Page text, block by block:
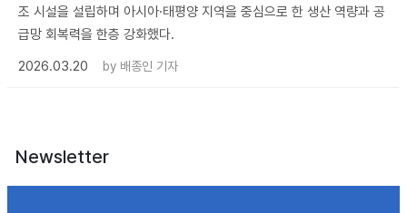
조 시설을 설립하며 아시아·태평양 지역을 중심으로 한 생산 역량과 공
급망 회복력을 한층 강화했다.
2026.03.20
by 배종인 기자
Newsletter